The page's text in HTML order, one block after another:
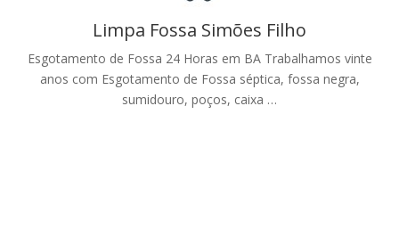
Limpa Fossa Simões Filho
Esgotamento de Fossa 24 Horas em BA Trabalhamos vinte
anos com Esgotamento de Fossa séptica, fossa negra,
sumidouro, poços, caixa …